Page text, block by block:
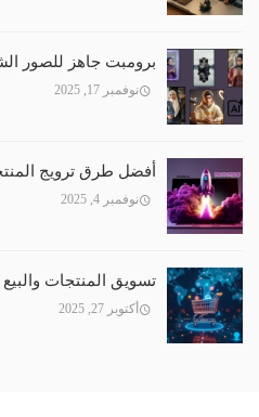
برومبت جاهز للصور
نوفمبر 17, 2025
أفضل طرق ترويج
نوفمبر 4, 2025
تسويق المنتجات والبيع
أكتوبر 27, 2025